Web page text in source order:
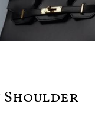
Shoulder